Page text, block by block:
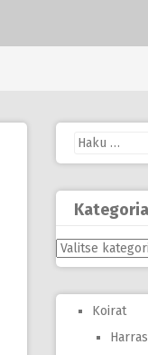
Haku:
Kategoriat
Koirat